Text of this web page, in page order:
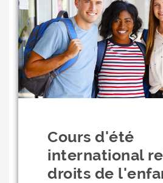
Cours d'été
international
droits de